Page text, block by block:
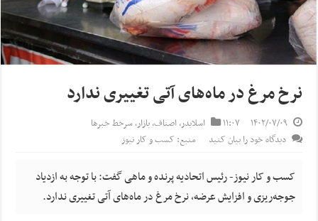
نرخ مرغ در ماه‌های آتی تغییری ندارد
۱۴۰۲/۰۷/۰۹ ۱۱:۰۷ اسلایدر,اصناف,بازار,سرخط خبرها
دیدگاه خود را بیان کنید
منبع: کسب و کار نیوز
کسب و کار نیوز- رئیس اتحادیه پرنده و ماهی گفت: با توجه به ازدیاد
جوجه‌ریزی و افزایش عرضه، نرخ مرغ در ماه‌های آتی تغییری ندارد.